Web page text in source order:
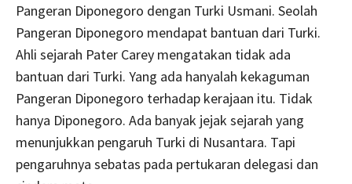
Pangeran Diponegoro dengan Turki Usmani. Seolah
Pangeran Diponegoro mendapat bantuan dari Turki.
Ahli sejarah Pater Carey mengatakan tidak ada
bantuan dari Turki. Yang ada hanyalah kekaguman
Pangeran Diponegoro terhadap kerajaan itu. Tidak
hanya Diponegoro. Ada banyak jejak sejarah yang
menunjukkan pengaruh Turki di Nusantara. Tapi
pengaruhnya sebatas pada pertukaran delegasi dan